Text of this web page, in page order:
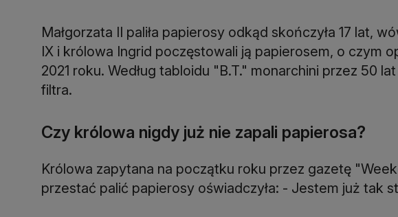
Małgorzata II paliła papierosy odkąd skończyła 17 lat,
IX i królowa Ingrid poczęstowali ją papierosem, o czym
2021 roku. Według tabloidu "B.T." monarchini przez 50
filtra.
Czy królowa nigdy już nie zapali papierosa?
Królowa zapytana na początku roku przez gazetę
przestać palić papierosy oświadczyła: - Jestem już tak